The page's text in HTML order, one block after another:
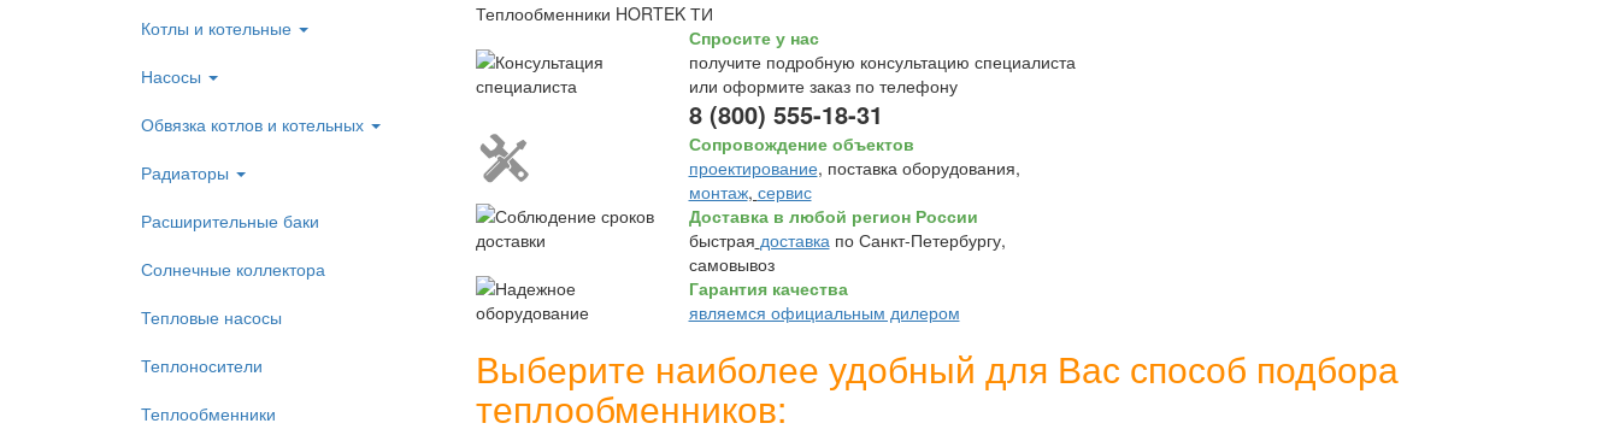
Котлы и котельные
Насосы
Обвязка котлов и котельных
Радиаторы
Расширительные баки
Солнечные коллектора
Тепловые насосы
Теплоносители
Теплообменники
Теплообменники HORTEK ТИ
Спросите у нас
получите подробную консультацию специалиста
или оформите заказ по телефону
8 (800) 555-18-31
Сопровождение объектов
проектирование, поставка оборудования,
монтаж, сервис
Доставка в любой регион России
быстрая доставкапо Санкт-Петербургу,
самовывоз
Гарантия качества
являемся официальным дилером
Выберите наиболее удобный для Вас способ подбора
теплообменников: